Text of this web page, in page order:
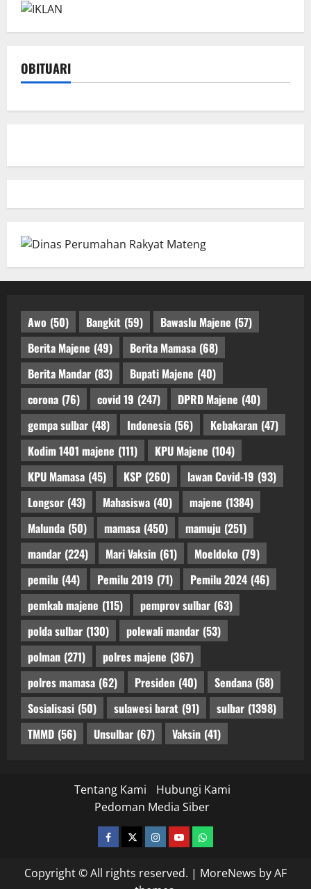
OBITUARI
Awo (50) Bangkit (59) Bawaslu Majene (57)
Berita Majene (49) Berita Mamasa (68)
Berita Mandar (83) Bupati Majene (40)
corona (76) covid 19 (247) DPRD Majene (40)
gempa sulbar (48) Indonesia (56) Kebakaran (47)
Kodim 1401 majene (111) KPU Majene (104)
KPU Mamasa (45) KSP (260) lawan Covid-19 (93)
Longsor (43) Mahasiswa (40) majene (1384)
Malunda (50) mamasa (450) mamuju (251)
mandar (224) Mari Vaksin (61) Moeldoko (79)
pemilu (44) Pemilu 2019 (71) Pemilu 2024 (46)
pemkab majene (115) pemprov sulbar (63)
polda sulbar (130) polewali mandar (53)
polman (271) polres majene (367)
polres mamasa (62) Presiden (40) Sendana (58)
Sosialisasi (50) sulawesi barat (91) sulbar (1398)
TMMD (56) Unsulbar (67) Vaksin (41)
Tentang Kami
Hubungi Kami
Pedoman Media Siber
facebooktwitterinstagram.com
youtubewhatsapp
Copyright © All rights reserved. | MoreNews by AF